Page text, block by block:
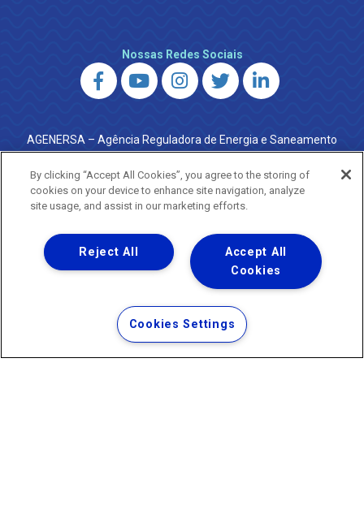
Nossas Redes Sociais
AGENERSA – Agência Reguladora de Energia e Saneamento
do Estado do Rio de Janeiro
0800 024 9040 · (21) 2332-6457 (WhatsApp) ·
ouvidoria@agenersa.rj.gov.br/ouvidoria.agenersa@gmail.com
·http://www.agenersa.rj.gov.br
Uma empresa
Copyright ® 2026 - Todos os Direitos Reservados.
Termos Gerais de Uso de Sites e Aplicativos
Política de Privacidade e Proteção de Dados
By clicking “Accept All Cookies”, you agree to the storing of
cookies on your device to enhance site navigation, analyze
site usage, and assist in our marketing efforts.
Accept All
Cookies
Reject All
Cookies Settings